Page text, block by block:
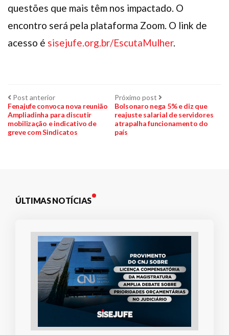
questões que mais têm nos impactado. O
encontro será pela plataforma Zoom. O link de
acesso é sisejufe.org.br/EscutaMulher.
Navegação
de
Post
Post anteriorPost
anterior:
Fenajufe convoca nova reunião
Ampliadinha para discutir
mobilização e indicativo de
greve com Sindicatos
Próximo post Próximo
post:
Bolsonaro nega 5% e diz que
reajuste salarial de servidores
atrapalha funcionamento do
país
ÚLTIMAS NOTÍCIAS